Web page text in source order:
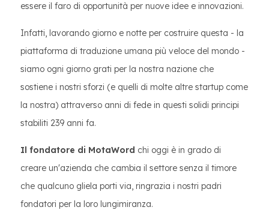
essere il faro di opportunità per nuove idee e innovazioni.
Infatti, lavorando giorno e notte per costruire questa - la
piattaforma di traduzione umana più veloce del mondo -
siamo ogni giorno grati per la nostra nazione che
sostiene i nostri sforzi (e quelli di molte altre startup come
la nostra) attraverso anni di fede in questi solidi principi
stabiliti 239 anni fa.
Il fondatore di MotaWord chi oggi è in grado di
creare un'azienda che cambia il settore senza il timore
che qualcuno gliela porti via, ringrazia i nostri padri
fondatori per la loro lungimiranza.